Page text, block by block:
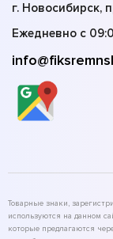
г. Новосибирск,
Ежедневно с
Товарные знаки,
используются на данном
которые предлагаются